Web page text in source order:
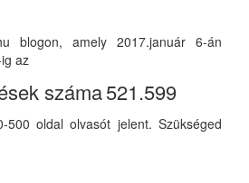
blogon, amely 2017.január 6-án
az
száma521.599
500 oldal olvasót jelent. Szükséged